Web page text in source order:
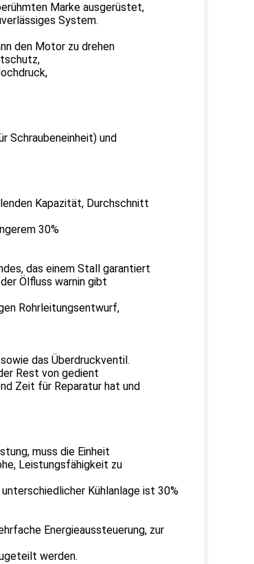
Marke ausgerüstet,
System.
den Motor zu drehen
Schraubeneinheit) und
Kapazität, Durchschnitt
30%
das einem Stall garantiert
Ölfluss warnin gibt
Rohrleitungsentwurf,
das Überdruckventil.
Rest von gedient
Zeit für Reparatur hat und
muss die Einheit
Leistungsfähigkeit zu
Kühlanlage ist 30%
Energieaussteuerung, zur
werden.